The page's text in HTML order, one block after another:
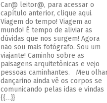
Car@ leitor@, para acessar o
capítulo anterior, clique aqui.
Viagem do tempo! Viagem ao
mundo! É tempo de aliviar as
dúvidas que nos surgem! Agora
não sou mais fotógrafo. Sou um
viajante! Caminho sobre as
paisagens arquitetônicas e vejo
pessoas caminhantes. Meu
dançarino ainda vê os corpos se
comunicando pelas idas e vindas
{{…}}